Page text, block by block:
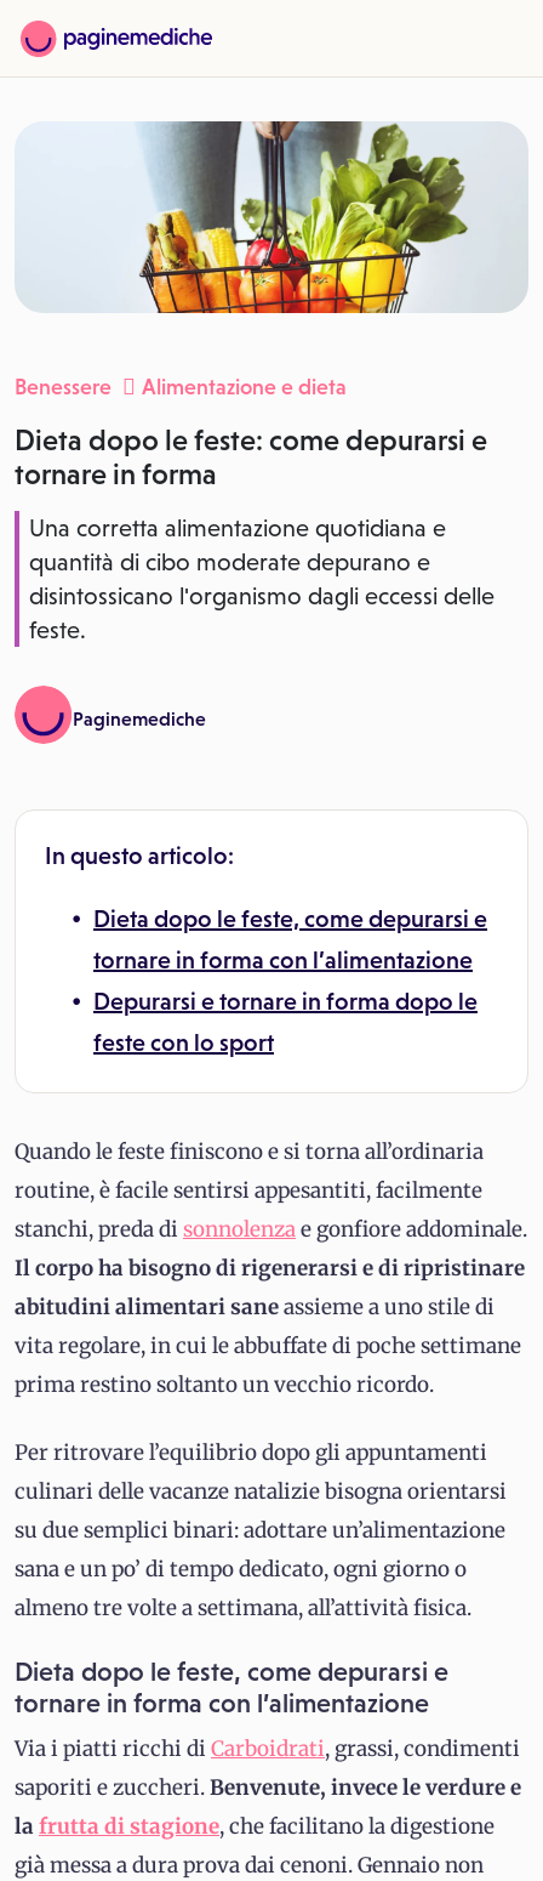
Benessere Alimentazione e dieta
Dieta dopo le feste: come depurarsi e
tornare in forma
Una corretta alimentazione quotidiana e
quantità di cibo moderate depurano e
disintossicano l'organismo dagli eccessi delle
feste.
Paginemediche
In questo articolo:
Dieta dopo le feste, come depurarsi e
tornare in forma con l’alimentazione
Depurarsi e tornare in forma dopo le
feste con lo sport
Quando le feste finiscono e si torna all’ordinaria
routine, è facile sentirsi appesantiti, facilmente
stanchi, preda di sonnolenzae gonfiore addominale.
Il corpo ha bisogno di rigenerarsi e di ripristinare
abitudini alimentari saneassieme a uno stile di
vita regolare, in cui le abbuffate di poche settimane
prima restino soltanto un vecchio ricordo.
Per ritrovare l’equilibrio dopo gli appuntamenti
culinari delle vacanze natalizie bisogna orientarsi
su due semplici binari: adottare un’alimentazione
sana e un po’ di tempo dedicato, ogni giorno o
almeno tre volte a settimana, all’attività fisica.
Dieta dopo le feste, come depurarsi e
tornare in forma con l’alimentazione
Via i piatti ricchi di Carboidrati, grassi, condimenti
saporiti e zuccheri.Benvenute, invece le verdure e
lafrutta di stagione, che facilitano la digestione
già messa a dura prova dai cenoni. Gennaio non